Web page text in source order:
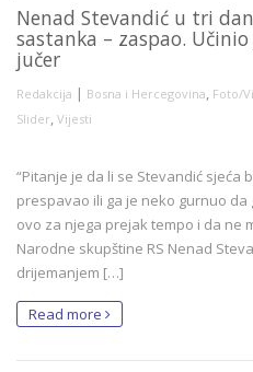
Nenad Stevandić u tri
sastanka – zaspao.
jučer
Redakcija | Bosna i Hercegovina Foto/
Slider Vijesti
“Pitanje je da li se Stevandić sjeća
prespavao ili ga je neko gurnuo
ovo za njega prejak tempo i da
Narodne skupštine RS Nenad
drijemanjem […]
Read more